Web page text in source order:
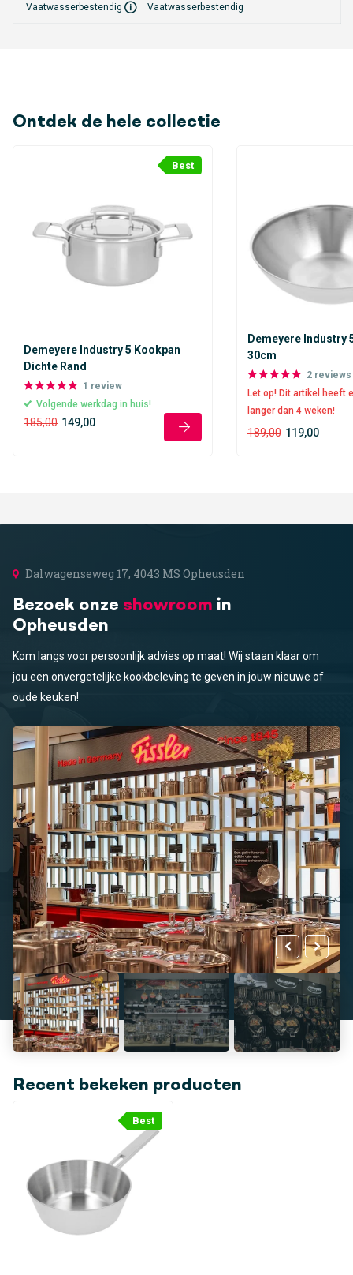
18cm 12cm 6.5cm 0.8kg
Vaatwasserbestendig Vaatwasserbestendig
Ontdek de hele collectie
Best
Demeyere Industry 5 Kookpan
Dichte Rand
1 review
Volgende werkdag in huis!
185,00 149,00
Demeyere Industry
30cm
2 reviews
Let op! Dit artikel heeft
langer dan 4 weken!
189,00 119,00
Dalwagenseweg 17, 4043 MS Opheusden
Bezoek onze showroom in
Opheusden
Kom langs voor persoonlijk advies op maat! Wij staan klaar om
jou een onvergetelijke kookbeleving te geven in jouw nieuwe of
oude keuken!
Recent bekeken producten
Best